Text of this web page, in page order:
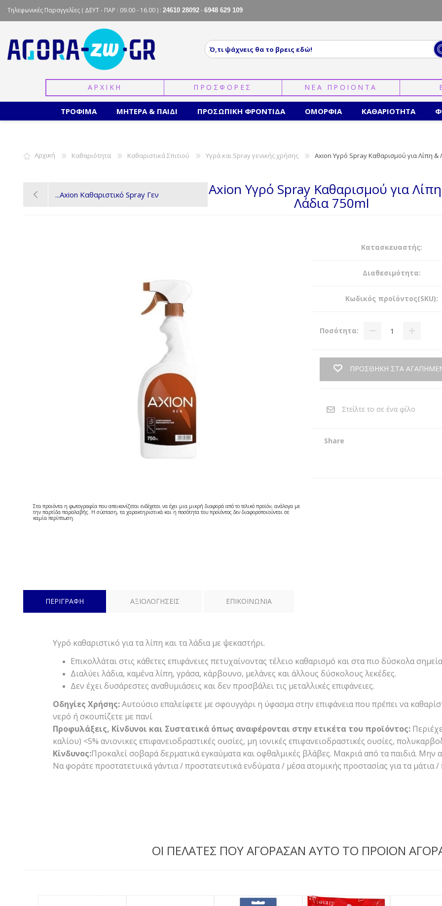
Τηλεφωνικές Παραγγελίες ( ΔΕΥΤ - ΠΑΡ : 09.00 - 16.00 ) : 24610 28092 - 6948 629 109
ΑΡΧΙΚΗ ΠΡΟΣΦΟΡΕΣ ΝΕΑ ΠΡΟΙΟΝΤΑ
ΤΡΟΦΙΜΑ ΜΗΤΕΡΑ & ΠΑΙΔΙ ΠΡΟΣΩΠΙΚΗ ΦΡΟΝΤΙΔΑ ΟΜΟΡΦΙΑ ΚΑΘΑΡΙΟΤΗΤΑ
Αρχική Καθαριότητα Καθαριστικά Σπιτιού Υγρά και Spray γενικής χρήσης Axion Υγρό Spray Καθαρισμού για Λίπη &
Axion Καθαριστικό Spray Γεν... Axion Υγρό Spray Καθαρισμού για
Λάδια 750ml
Στα προιόντα η φωτογραφία που απεικονίζεται ενδέχεται να έχει μια μικρή διαφορά από το τελικό προϊόν, ανάλογα με
την παρτίδα παραλαβής. Η σύσταση, τα χαρακτηριστικά και η ποσότητα του προϊόντος δεν διαφοροποιούνται σε
καμία περίπτωση.
Κατασκευαστής:
Διαθεσιμότητα:
Κωδικός προϊόντος(SKU):
Ποσότητα:
ΠΡΟΣΘΗΚΗ ΣΤΑ
Share
ΠΕΡΙΓΡΑΦΗ ΑΞΙΟΛΟΓΗΣΕΙΣ ΕΠΙΚΟΙΝΩΝΙΑ
Υγρό καθαριστικό για τα λίπη και τα λάδια με ψεκαστήρι.
Επικολλάται στις κάθετες επιφάνειες πετυχαίνοντας τέλειο καθαρισμό και στα πιο δύσκολα
Διαλύει λάδια, καμένα λίπη, γράσα, κάρβουνο, μελάνες και άλλους δύσκολους λεκέδες.
Δεν έχει δυσάρεστες αναθυμιάσεις και δεν προσβάλει τις μεταλλικές επιφάνειες.
Οδηγίες Χρήσης:Αυτούσιο επαλείφετε με σφουγγάρι η ύφασμα στην επιφάνεια που πρέπει να
νερό ή σκουπίζετε με πανί
Προφυλάξεις, Κίνδυνοι και Συστατικά όπως αναφέρονται στην ετικέτα του προϊόντος:
καλίου) <5% ανιονικες επιφανειοδραστικές ουσίες, μη ιονικές επιφανειοδραστικές ουσίες,
Κίνδυνος:Προκαλεί σοβαρά δερματικά εγκαύματα και οφθαλμικές βλάβες. Μακριά από τα παιδιά. Μην
Να φοράτε προστατετυικά γάντια / προστατευτικά ενδύματα / μέσα ατομικής προστασίας για τα μάτια
ΟΙ ΠΕΛΑΤΕΣ ΠΟΥ ΑΓΟΡΑΣΑΝ ΑΥΤΟ ΤΟ ΠΡΟΙΟΝ